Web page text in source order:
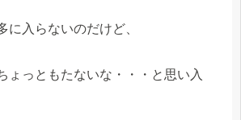
に入らないのだけど、
ょっともたないな・・・と思い入